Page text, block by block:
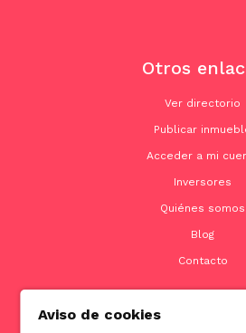
Otros
Ver directorio
Publicar
Acceder a mi
Inversores
Quiénes somos
Blog
Contacto
Aviso de cookies